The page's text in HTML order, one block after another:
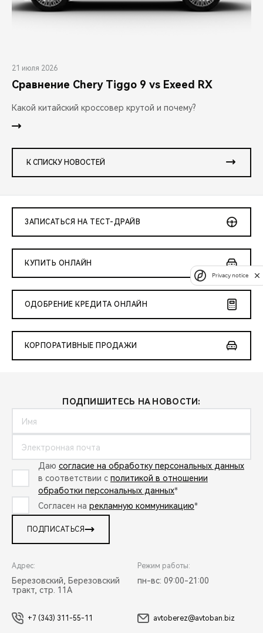
21 июля 2026
Сравнение Chery Tiggo 9 vs Exeed RX
Какой китайский кроссовер крутой и почему?
К СПИСКУ НОВОСТЕЙ
ЗАПИСАТЬСЯ НА ТЕСТ-ДРАЙВ
КУПИТЬ ОНЛАЙН
ОДОБРЕНИЕ КРЕДИТА ОНЛАЙН
КОРПОРАТИВНЫЕ ПРОДАЖИ
ПОДПИШИТЕСЬ НА НОВОСТИ:
Даю согласие на обработку персональных данных
в соответствии с политикой в отношении
обработки персональных данных*
Согласен на рекламную коммуникацию*
ПОДПИСАТЬСЯ
Адрес:
Березовский, Березовский
тракт, стр. 11А
Режим работы:
пн-вс: 09:00-21:00
+7 (343) 311-55-11 avtoberez@avtoban.biz
Privacy notice